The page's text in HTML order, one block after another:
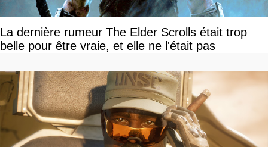
La dernière rumeur The Elder Scrolls était trop
belle pour être vraie, et elle ne l'était pas